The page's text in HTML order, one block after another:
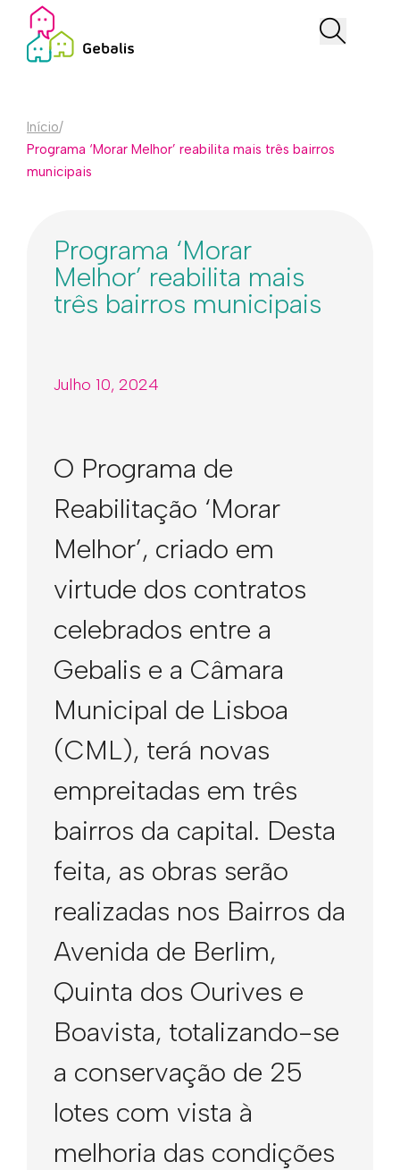
Início/
Programa ‘Morar Melhor’ reabilita mais três bairros
municipais
Programa ‘Morar
Melhor’ reabilita mais
três bairros municipais
Julho 10, 2024
O Programa de
Reabilitação ‘Morar
Melhor’, criado em
virtude dos contratos
celebrados entre a
Gebalis e a Câmara
Municipal de Lisboa
(CML), terá novas
empreitadas em três
bairros da capital. Desta
feita, as obras serão
realizadas nos Bairros da
Avenida de Berlim,
Quinta dos Ourives e
Boavista, totalizando-se
a conservação de 25
lotes com vista à
melhoria das condições